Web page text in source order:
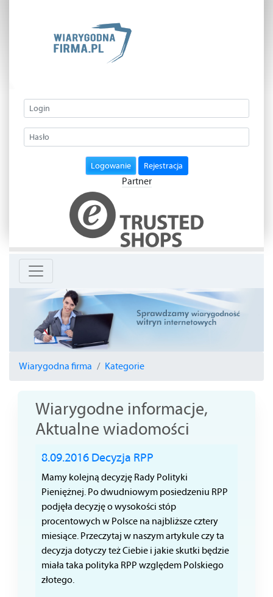
Logowanie Rejestracja
Partner
Wiarygodna firma Kategorie
Wiarygodne informacje,
Aktualne wiadomości
8.09.2016 Decyzja RPP
Mamy kolejną decyzję Rady Polityki
Pieniężnej. Po dwudniowym posiedzeniu RPP
podjęła decyzję o wysokości stóp
procentowych w Polsce na najbliższe cztery
miesiące. Przeczytaj w naszym artykule czy ta
decyzja dotyczy też Ciebie i jakie skutki będzie
miała taka polityka RPP względem Polskiego
złotego.